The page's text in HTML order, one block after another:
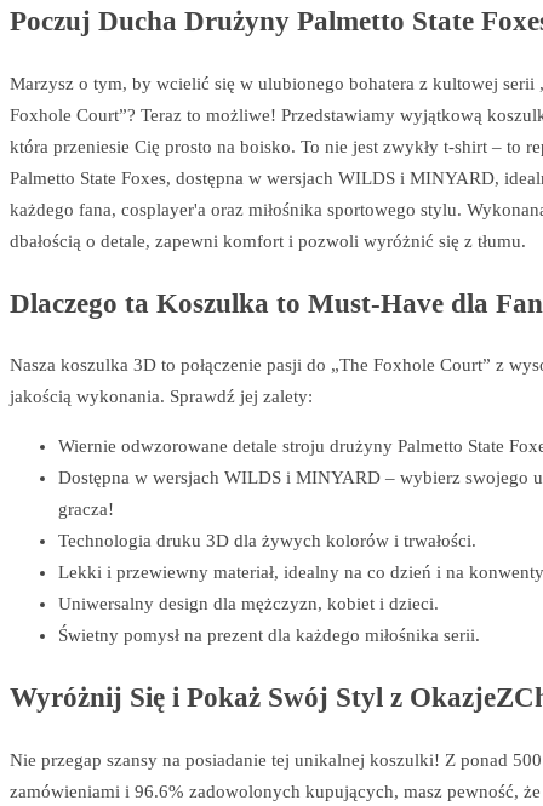
Poczuj Ducha Drużyny Palmetto State
Marzysz o tym, by wcielić się w ulubionego bohatera z kultowej serii
Foxhole Court”? Teraz to możliwe! Przedstawiamy wyjątkową
która przeniesie Cię prosto na boisko. To nie jest zwykły t-shirt – to
Palmetto State Foxes, dostępna w wersjach WILDS i MINYARD,
każdego fana, cosplayer'a oraz miłośnika sportowego stylu.
dbałością o detale, zapewni komfort i pozwoli wyróżnić się z tłumu.
Dlaczego ta Koszulka to Must-Have dla
Nasza koszulka 3D to połączenie pasji do „The Foxhole Court” z
jakością wykonania. Sprawdź jej zalety:
Wiernie odwzorowane detale stroju drużyny Palmetto State
Dostępna w wersjach WILDS i MINYARD – wybierz swojego
gracza!
Technologia druku 3D dla żywych kolorów i trwałości.
Lekki i przewiewny materiał, idealny na co dzień i na
Uniwersalny design dla mężczyzn, kobiet i dzieci.
Świetny pomysł na prezent dla każdego miłośnika serii.
Wyróżnij Się i Pokaż Swój Styl z
Nie przegap szansy na posiadanie tej unikalnej koszulki! Z ponad 500
zamówieniami i 96.6% zadowolonych kupujących, masz pewność, że